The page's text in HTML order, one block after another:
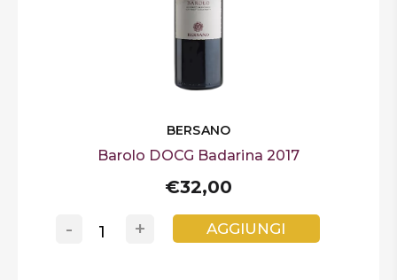
BERSANO
Barolo DOCG Badarina 2017
€32,00
+
- AGGIUNGI